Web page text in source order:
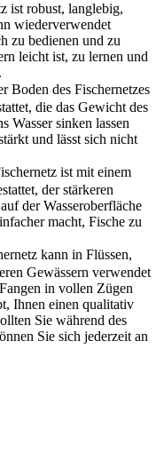
ist robust, langlebig,
wiederverwendet
zu bedienen und zu
leicht ist, zu lernen und
Boden des Fischernetzes
die das Gewicht des
Wasser sinken lassen
und lässt sich nicht
ist mit einem
der stärkeren
der Wasseroberfläche
macht, Fische zu
kann in Flüssen,
Gewässern verwendet
in vollen Zügen
Ihnen einen qualitativ
Sie während des
Sie sich jederzeit an